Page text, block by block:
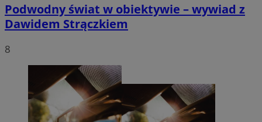
Podwodny świat w obiektywie – wywiad z
Dawidem Strączkiem
8